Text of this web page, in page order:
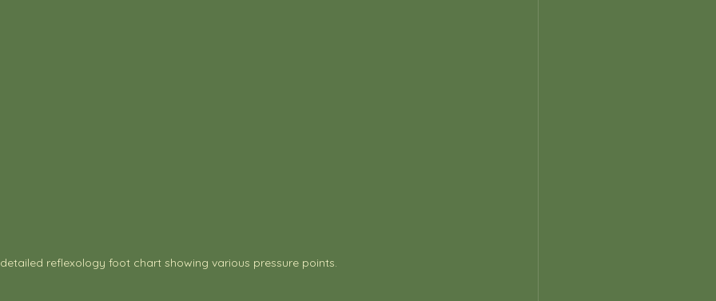
reflexology foot chart showing various pressure points.